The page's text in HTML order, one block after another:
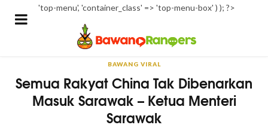
'top-menu', 'container_class' => 'top-menu-box' ) ); ?>
BAWANG VIRAL
Semua Rakyat China Tak Dibenarkan
Masuk Sarawak – Ketua Menteri
Sarawak